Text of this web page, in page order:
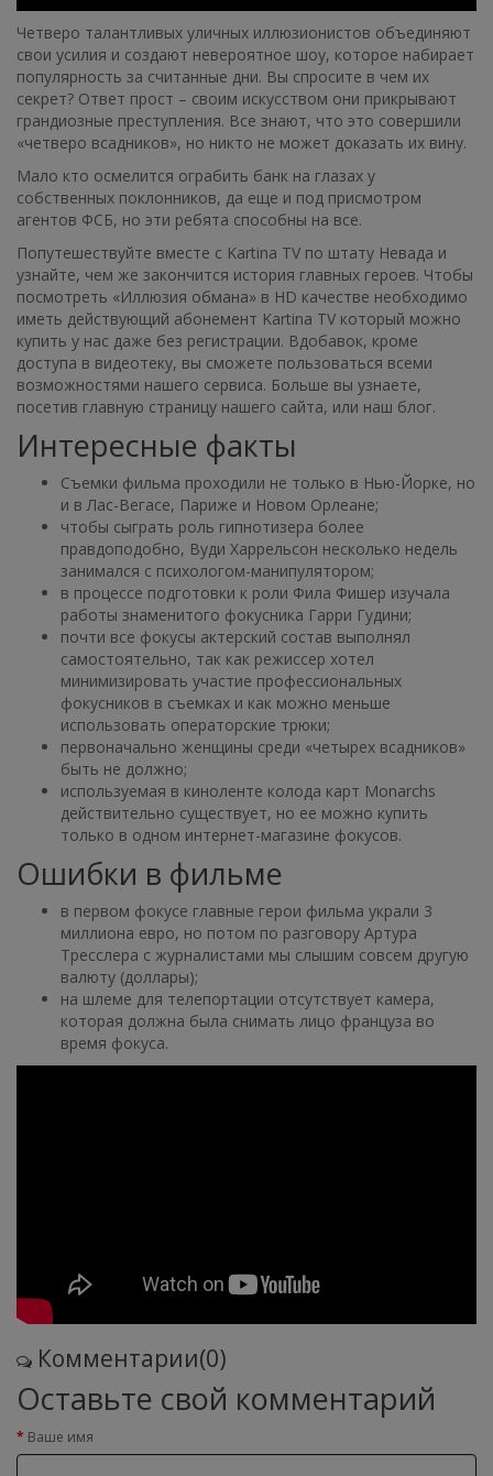
Четверо талантливых уличных иллюзионистов объединяют
свои усилия и создают невероятное шоу, которое набирает
популярность за считанные дни. Вы спросите в чем их
секрет? Ответ прост – своим искусством они прикрывают
грандиозные преступления. Все знают, что это совершили
«четверо всадников», но никто не может доказать их вину.
Мало кто осмелится ограбить банк на глазах у
собственных поклонников, да еще и под присмотром
агентов ФСБ, но эти ребята способны на все.
Попутешествуйте вместе с Kartina TV по штату Невада и
узнайте, чем же закончится история главных героев. Чтобы
посмотреть «Иллюзия обмана» в HD качестве необходимо
иметь действующий абонемент Kartina TV который можно
купить у нас даже без регистрации. Вдобавок, кроме
доступа в видеотеку, вы сможете пользоваться всеми
возможностями нашего сервиса. Больше вы узнаете,
посетив главную страницу нашего сайта, или наш блог.
Интересные факты
Съемки фильма проходили не только в Нью-Йорке, но
и в Лас-Вегасе, Париже и Новом Орлеане;
чтобы сыграть роль гипнотизера более
правдоподобно, Вуди Харрельсон несколько недель
занимался с психологом-манипулятором;
в процессе подготовки к роли Фила Фишер изучала
работы знаменитого фокусника Гарри Гудини;
почти все фокусы актерский состав выполнял
самостоятельно, так как режиссер хотел
минимизировать участие профессиональных
фокусников в съемках и как можно меньше
использовать операторские трюки;
первоначально женщины среди «четырех всадников»
быть не должно;
используемая в киноленте колода карт Monarchs
действительно существует, но ее можно купить
только в одном интернет-магазине фокусов.
Ошибки в фильме
в первом фокусе главные герои фильма украли 3
миллиона евро, но потом по разговору Артура
Тресслера с журналистами мы слышим совсем другую
валюту (доллары);
на шлеме для телепортации отсутствует камера,
которая должна была снимать лицо француза во
время фокуса.
Комментарии(0)
Оставьте свой комментарий
Ваше имя